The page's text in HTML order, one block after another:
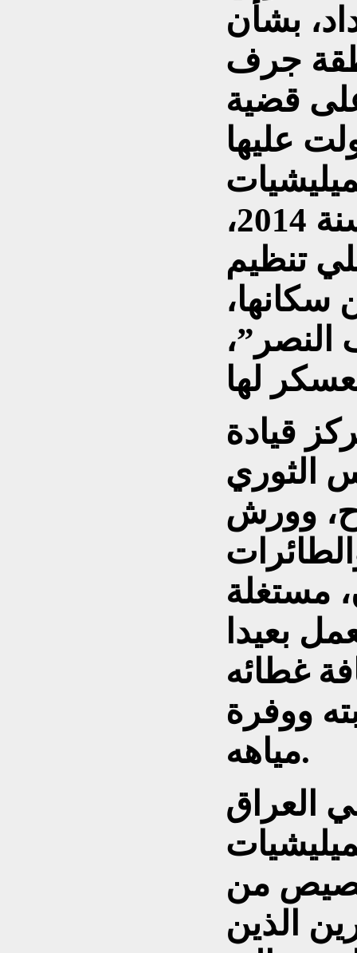
بشأن
جرف
قضية
عليها
الشيعية وأكثرها تطرفا سنة 2014،
تنظيم
سكانها،
قيادة
الثوري
وورش
مستغلة
بعيدا
غطائه
ووفرة
مياهه.
العراق
من
الذين